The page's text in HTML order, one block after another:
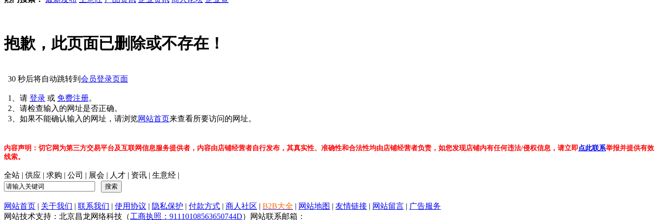
抱歉，此页面已删除或不存在！
30 秒后将自动跳转到 会员登录页面
1、请 登录 或 免费注册。
2、请检查输入的网址是否正确。
3、如果不能确认输入的网址，请浏览网站首页来查看所要访问的网址。
内容声明：切它网为第三方交易平台及互联网信息服务提供者，内容由店铺经营者自行发布，其真实性、准确性和合法性均由店铺经营者负责，如您发现店铺内有任何违法/侵权信息，请立即 点此联系举报并提供有效
线索。
全站 | 供应 | 求购 | 公司 | 展会 | 人才 | 资讯 | 生意经 |
网站首页 | 关于我们 | 联系我们 | 使用协议 | 隐私保护 | 付款方式 | 商人社区 | B2B大全 | 网站地图 | 友情链接 | 网站留言 | 广告服务
网站技术支持：北京昌龙网络科技（工商执照：91110108563650744D）网站联系邮箱：